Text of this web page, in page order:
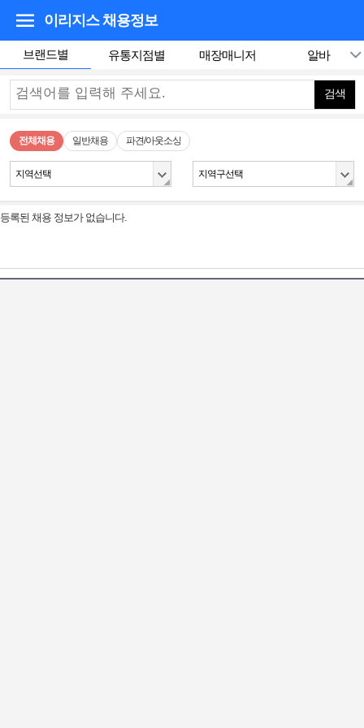
이리지스채용정보
브랜드별 유통지점별 매장매니저 알바
검색
전체채용 일반채용 파견/아웃소싱
지역선택 지역구선택
등록된 채용 정보가 없습니다.